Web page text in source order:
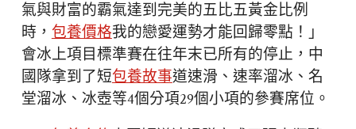
氣與財富的霸氣達到完美的五比五黃金比例
時，包養價格我的戀愛運勢才能回歸零點！」
會冰上項目標準賽在往年末已所有的停止，中
國隊拿到了短包養故事道速滑、速率溜冰、名
堂溜冰、冰壺等4個分項29個小項的參賽席位。